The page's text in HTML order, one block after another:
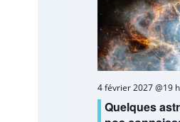
4 février 2027 @19
Quelques